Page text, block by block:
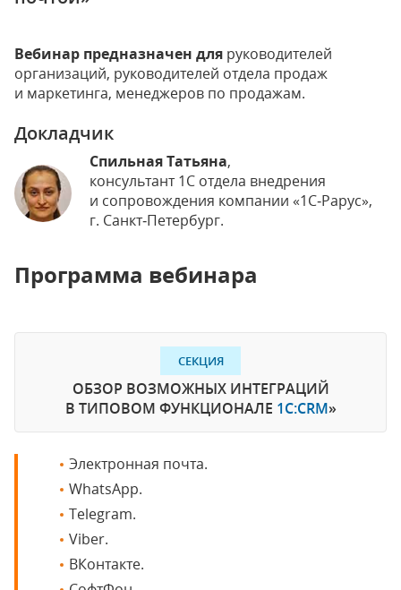
Вебинар предназначен для руководителей
организаций, руководителей отдела продаж
и маркетинга, менеджеров по продажам.
Докладчик
Спильная Татьяна,
консультант 1С отдела внедрения
и сопровождения компании «1С‑Рарус»,
г. Санкт‑Петербург.
Программа вебинара
СЕКЦИЯ
ОБЗОР ВОЗМОЖНЫХ ИНТЕГРАЦИЙ
В ТИПОВОМ ФУНКЦИОНАЛЕ 1С:CRM»
Электронная почта.
WhatsApp.
Telegram.
Viber.
ВКонтакте.